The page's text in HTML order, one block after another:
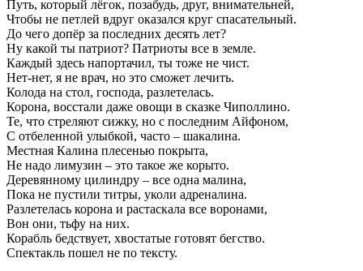
Путь, который лёгок, позабудь, друг, внимательней,
Чтобы не петлей вдруг оказался круг спасательный.
До чего допёр за последних десять лет?
Ну какой ты патриот? Патриоты все в земле.
Каждый здесь напортачил, ты тоже не чист.
Нет-нет, я не врач, но это сможет лечить.
Колода на стол, господа, разлетелась.
Корона, восстали даже овощи в сказке Чиполлино.
Те, что стреляют сижку, но с последним Айфоном,
С отбеленной улыбкой, часто – шакалина.
Местная Калина плесенью покрыта,
Не надо лимузин – это такое же корыто.
Деревянному цилиндру – все одна малина,
Пока не пустили титры, уколи адреналина.
Разлетелась корона и растаскала все воронами,
Вон они, тьфу на них.
Корабль бедствует, хвостатые готовят бегство.
Спектакль пошел не по тексту.